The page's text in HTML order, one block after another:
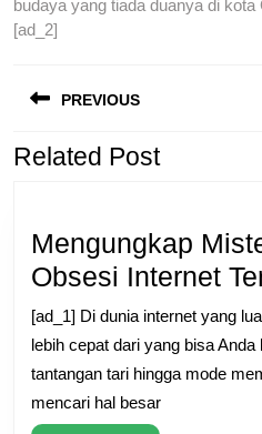
budaya yang tiada duanya di
[ad_2]
navigation
PREVIOUS
Related Post
Mengungkap
Obsesi Internet
[ad_1] Di dunia internet yang
lebih cepat dari yang bisa Anda
tantangan tari hingga mode
mencari hal besar